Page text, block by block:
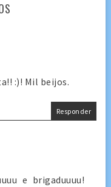
:)! Mil beijos.
Responder
e brigaduuuu!